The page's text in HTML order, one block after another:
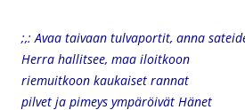
;,: Avaa taivaan tulvaportit, anna
Herra hallitsee, maa iloitkoon
riemuitkoon kaukaiset rannat
pilvet ja pimeys ympäröivät Hänet